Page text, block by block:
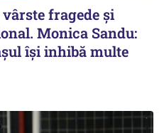
fragede și
Monica Sandu:
își inhibă multe